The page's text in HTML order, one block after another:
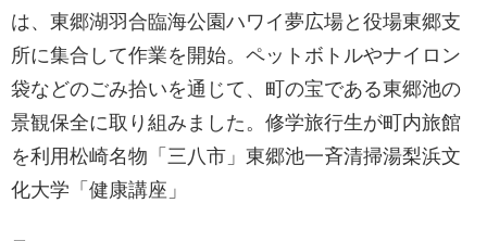
は、東郷湖羽合臨海公園ハワイ夢広場と役場東郷支
所に集合して作業を開始。ペットボトルやナイロン
袋などのごみ拾いを通じて、町の宝である東郷池の
景観保全に取り組みました。修学旅行生が町内旅館
を利用松崎名物「三八市」東郷池一斉清掃湯梨浜文
化大学「健康講座」